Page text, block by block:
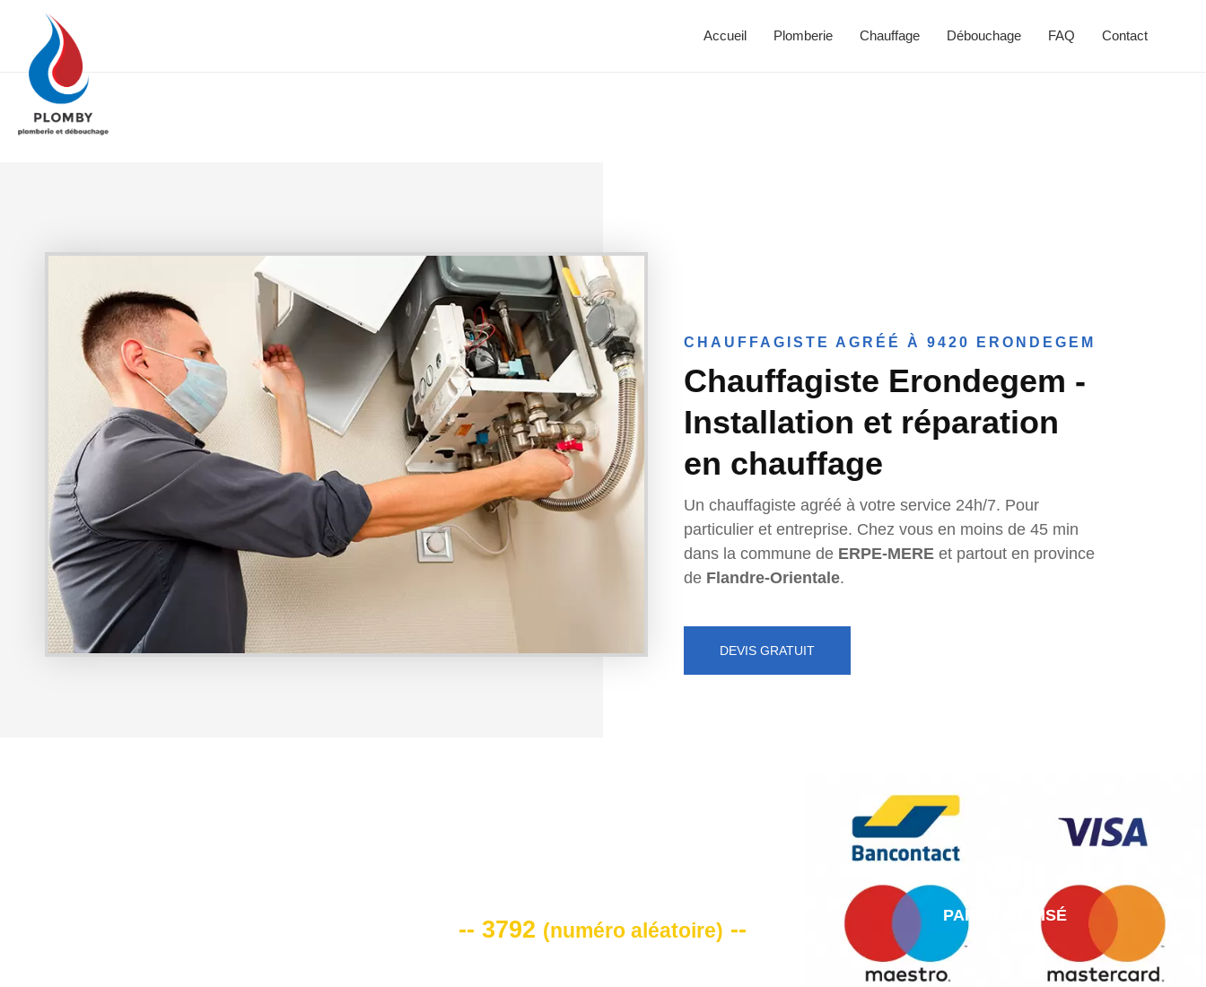
Accueil Plomberie Chauffage Débouchage FAQ Contact
CHAUFFAGISTE AGRÉÉ À 9420 ERONDEGEM
Chauffagiste Erondegem -
Installation et réparation
en chauffage
Un chauffagiste agréé à votre service 24h/7. Pour
particulier et entreprise. Chez vous en moins de 45 min
dans la commune de ERPE-MERE et partout en province
de Flandre-Orientale.
DEVIS GRATUIT
-- 3792 (numéro aléatoire) --
PAIEMENT AISÉ